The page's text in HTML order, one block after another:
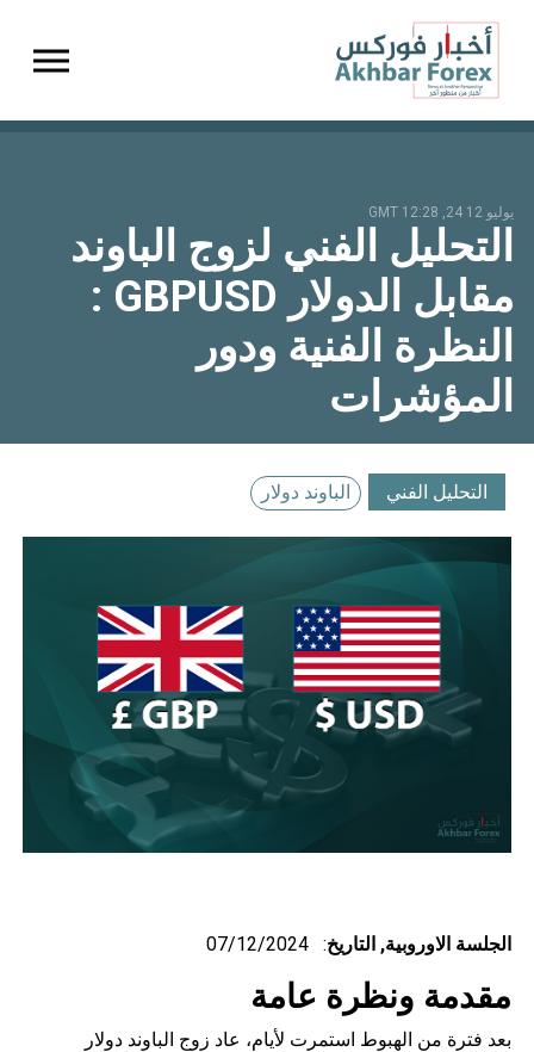
يوليو 12 24, 12:28 GMT
التحليل الفني لزوج الباوند
مقابل الدولار GBPUSD :
النظرة الفنية ودور
المؤشرات
التحليل الفني الباوند دولار
الجلسة الاوروبية, التاريخ: 07/12/2024
مقدمة ونظرة عامة
بعد فترة من الهبوط استمرت لأيام، عاد زوج الباوند دولار